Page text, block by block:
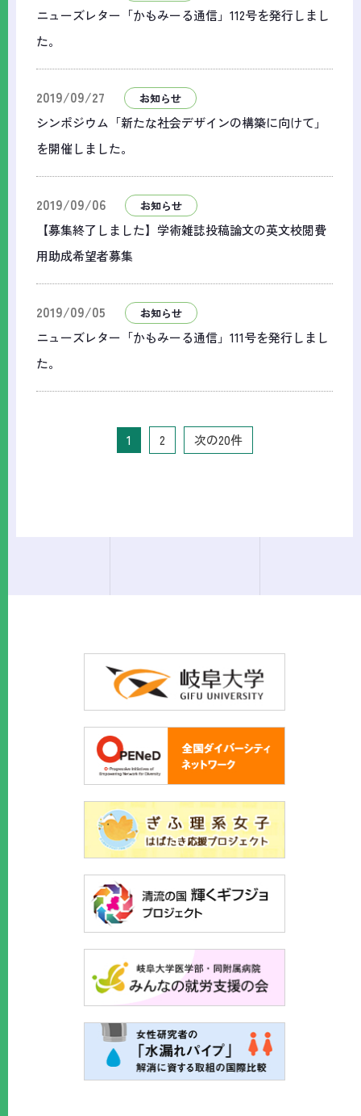
ニューズレター「かもみーる通信」112号を発行しまし
た。
2019/09/27 お知らせ
シンポジウム「新たな社会デザインの構築に向けて」
を開催しました。
2019/09/06 お知らせ
【募集終了しました】学術雑誌投稿論文の英文校閲費
用助成希望者募集
2019/09/05 お知らせ
ニューズレター「かもみーる通信」111号を発行しまし
た。
1 2 次の20件